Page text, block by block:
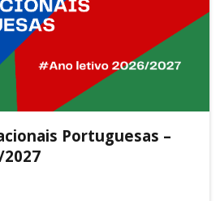
Portuguesas –